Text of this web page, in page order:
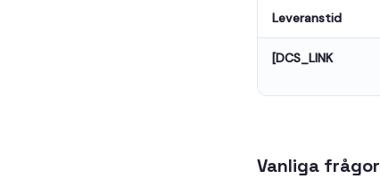
Leveranstid
[DCS_LINK
Vanliga frågor